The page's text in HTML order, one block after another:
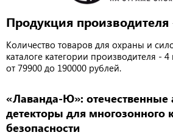
Продукция
Количество товаров для охраны и
каталоге категории производителя -
от 79900 до 190000 рублей.
«Лаванда-Ю»: отечественные
детекторы для многозонного
безопасности